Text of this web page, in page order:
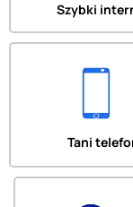
Szybki
Tani